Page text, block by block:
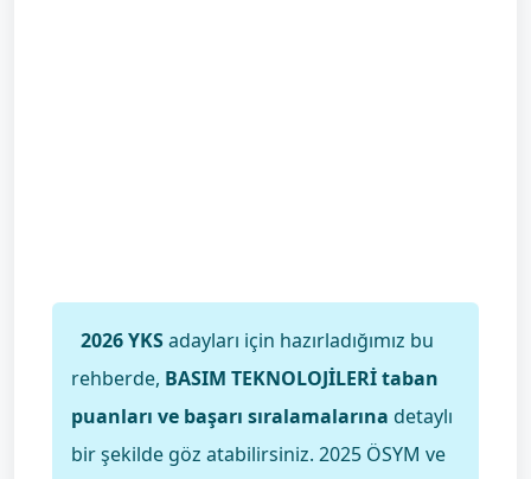
2026 YKSadayları için hazırladığımız bu
rehberde, BASIM TEKNOLOJİLERİ taban
puanları ve başarı sıralamalarına detaylı
bir şekilde göz atabilirsiniz. 2025 ÖSYM ve